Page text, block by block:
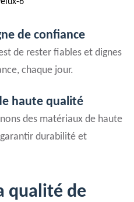
de confiance
de rester fiables et dignes
chaque jour.
haute qualité
des matériaux de haute
durabilité et
qualité de